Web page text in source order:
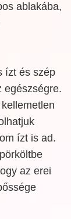
ablakába,
ízt és szép
egészségre.
ízt is ad.
az erei